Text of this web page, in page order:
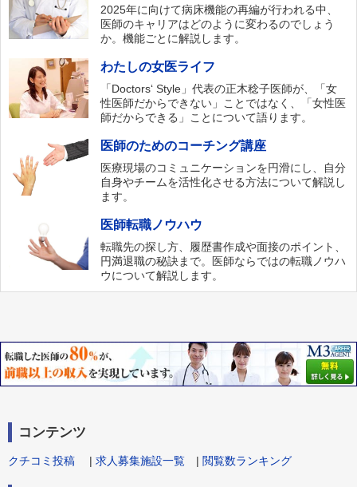
2025年に向けて病床機能の再編が行われる中、
医師のキャリアはどのように変わるのでしょう
か。機能ごとに解説します。
わたしの女医ライフ
「Doctors‘ Style」代表の正木稔子医師が、「女
性医師だからできない」ことではなく、「女性医
師だからできる」ことについて語ります。
医師のためのコーチング講座
医療現場のコミュニケーションを円滑にし、自分
自身やチームを活性化させる方法について解説し
ます。
医師転職ノウハウ
転職先の探し方、履歴書作成や面接のポイント、
円満退職の秘訣まで。医師ならではの転職ノウハ
ウについて解説します。
コンテンツ
クチコミ投稿 | 求人募集施設一覧 | 閲覧数ランキング